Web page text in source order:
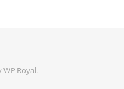
WP Royal.